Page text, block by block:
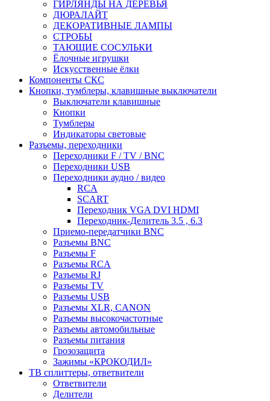
ГИРЛЯНДЫ НА ДЕРЕВЬЯ
ДЮРАЛАЙТ
ДЕКОРАТИВНЫЕ ЛАМПЫ
СТРОБЫ
ТАЮЩИЕ СОСУЛЬКИ
Ёлочные игрушки
Искусственные ёлки
Компоненты СКС
Кнопки, тумблеры, клавишные выключатели
Выключатели клавишные
Кнопки
Тумблеры
Индикаторы световые
Разъемы, переходники
Переходники F / TV / BNC
Переходники USB
Переходники аудио / видео
RCA
SCART
Переходник VGA DVI HDMI
Переходник-Делитель 3.5 , 6.3
Приемо-передатчики BNC
Разъемы BNC
Разъемы F
Разъемы RCA
Разъемы RJ
Разъемы TV
Разъемы USB
Разъемы XLR, CANON
Разъемы высокочастотные
Разъемы автомобильные
Разъемы питания
Грозозащита
Зажимы «КРОКОДИЛ»
ТВ сплиттеры, ответвители
Ответвители
Делители